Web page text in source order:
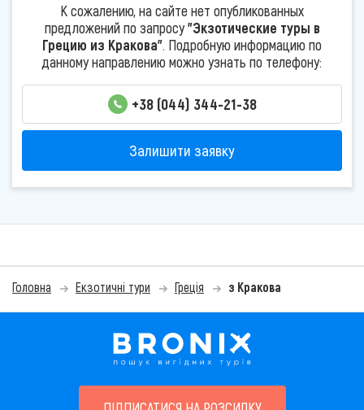
К сожалению, на сайте нет опубликованных
предложений по запросу"Экзотические туры в
Грецию из Кракова". Подробную информацию по
данному направлению можно узнать по телефону:
+38 (044) 344-21-38
Залишити заявку
Головна Екзотичні тури Греція з Кракова